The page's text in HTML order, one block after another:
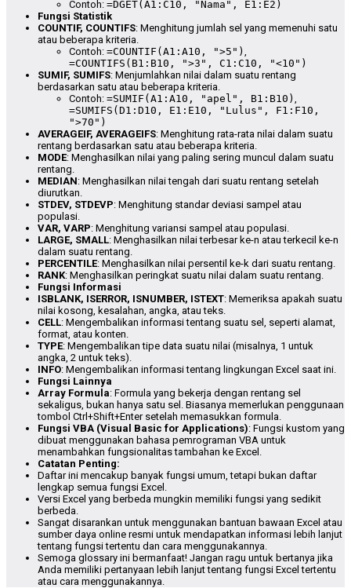
Contoh: =DGET(A1:C10, "Nama", E1:E2)
Fungsi Statistik
COUNTIF, COUNTIFS: Menghitung jumlah sel yang memenuhi satu
atau beberapa kriteria.
Contoh: =COUNTIF(A1:A10, ">5")
=COUNTIFS(B1:B10, ">3", C1:C10, "<10")
SUMIF, SUMIFS: Menjumlahkan nilai dalam suatu rentang
berdasarkan satu atau beberapa kriteria.
Contoh: =SUMIF(A1:A10, "apel", B1:B10)
=SUMIFS(D1:D10, E1:E10, "Lulus", F1:F10,
">70")
AVERAGEIF, AVERAGEIFS: Menghitung rata-rata nilai dalam suatu
rentang berdasarkan satu atau beberapa kriteria.
MODE: Menghasilkan nilai yang paling sering muncul dalam suatu
rentang.
MEDIAN: Menghasilkan nilai tengah dari suatu rentang setelah
diurutkan.
STDEV, STDEVP: Menghitung standar deviasi sampel atau
populasi.
VAR, VARP: Menghitung variansi sampel atau populasi.
LARGE, SMALL: Menghasilkan nilai terbesar ke-n atau terkecil ke-n
dalam suatu rentang.
PERCENTILE: Menghasilkan nilai persentil ke-k dari suatu rentang.
RANK: Menghasilkan peringkat suatu nilai dalam suatu rentang.
Fungsi Informasi
ISBLANK, ISERROR, ISNUMBER, ISTEXT: Memeriksa apakah suatu
nilai kosong, kesalahan, angka, atau teks.
CELL: Mengembalikan informasi tentang suatu sel, seperti alamat,
format, atau konten.
TYPE: Mengembalikan tipe data suatu nilai (misalnya, 1 untuk
angka, 2 untuk teks).
INFO: Mengembalikan informasi tentang lingkungan Excel saat ini.
Fungsi Lainnya
Array Formula: Formula yang bekerja dengan rentang sel
sekaligus, bukan hanya satu sel. Biasanya memerlukan penggunaan
tombol Ctrl+Shift+Enter setelah memasukkan formula.
Fungsi VBA (Visual Basic for Applications): Fungsi kustom yang
dibuat menggunakan bahasa pemrograman VBA untuk
menambahkan fungsionalitas tambahan ke Excel.
Catatan Penting:
Daftar ini mencakup banyak fungsi umum, tetapi bukan daftar
lengkap semua fungsi Excel.
Versi Excel yang berbeda mungkin memiliki fungsi yang sedikit
berbeda.
Sangat disarankan untuk menggunakan bantuan bawaan Excel atau
sumber daya online resmi untuk mendapatkan informasi lebih lanjut
tentang fungsi tertentu dan cara menggunakannya.
Semoga glossary ini bermanfaat! Jangan ragu untuk bertanya jika
Anda memiliki pertanyaan lebih lanjut tentang fungsi Excel tertentu
atau cara menggunakannya.